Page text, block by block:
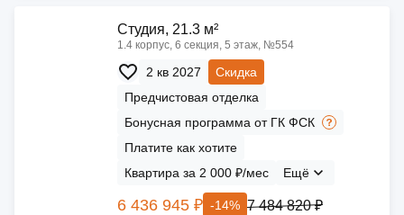
Cтудия, 21.3 м²
1.4 корпус, 6 секция, 5 этаж, №554
2 кв 2027
Скидка
Предчистовая отделка
Бонусная программа от ГК ФСК
Платите как хотите
Квартира за 2 000 ₽/мес
Ещё
6 436 945 ₽ -14% 7 484 820 ₽